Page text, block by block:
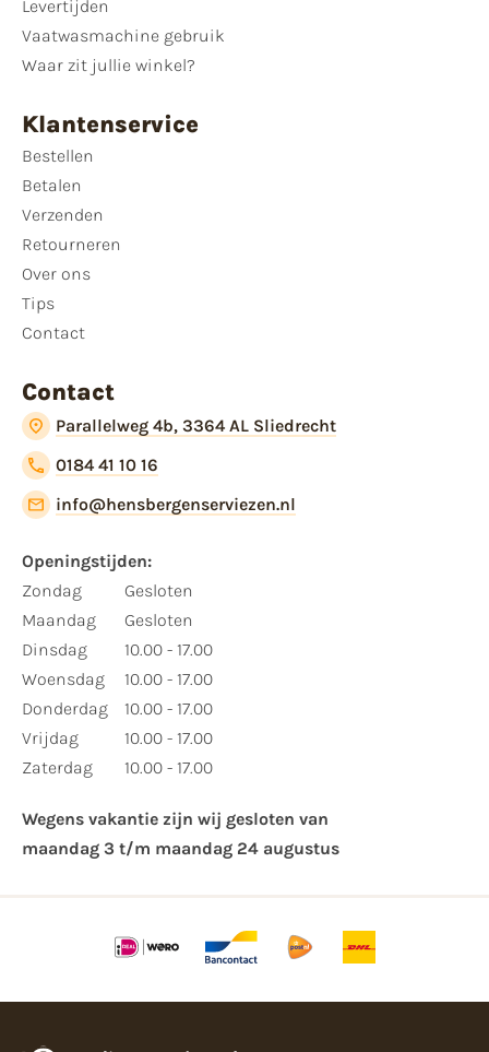
Levertijden
Vaatwasmachine gebruik
Waar zit jullie winkel?
Klantenservice
Bestellen
Betalen
Verzenden
Retourneren
Over ons
Tips
Contact
Contact
Parallelweg 4b, 3364 AL Sliedrecht
0184 41 10 16
info@hensbergenserviezen.nl
Openingstijden:​
​Zondag
Maandag
Dinsdag
Woensdag
Donderdag
Vrijdag
Zaterdag
Gesloten
Gesloten
10.00 - 17.00
10.00 - 17.00
10.00 - 17.00
10.00 - 17.00
10.00 - 17.00
Wegens vakantie zijn wij gesloten van ​
maandag 3 t/m maandag 24 augustus